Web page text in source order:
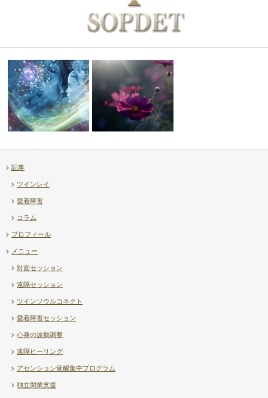
座について
記事
ツインレイ
愛着障害
コラム
プロフィール
メニュー
対面セッション
遠隔セッション
ツインソウルコネクト
愛着障害セッション
心身の波動調整
遠隔ヒーリング
アセンション覚醒集中プログラム
独立開業支援